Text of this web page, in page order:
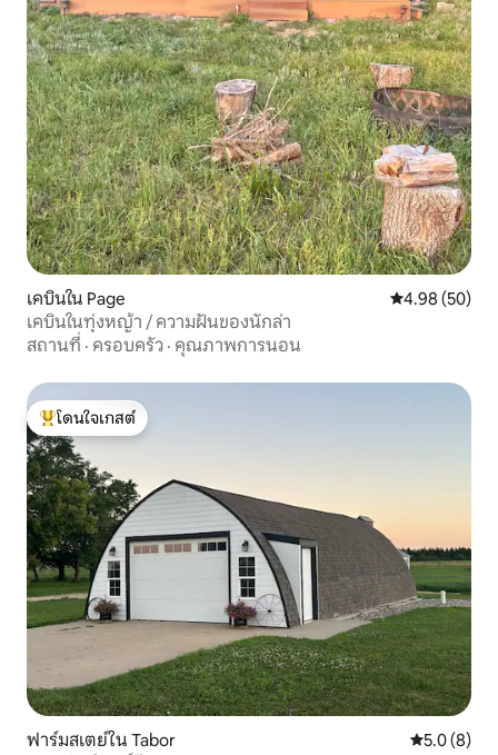
เคบินใน Page คะแนนเฉลี่ย
4.98 (50)
เคบินในทุ่งหญ้า / ความฝันของนักล่า
สถานที่ · ครอบครัว · คุณภาพการนอน
โดนใจเกสต์ที่สุด
โดนใจเกสต์
ฟาร์มสเตย์ใน Tabor คะแนนเฉลี่
5.0 (8)